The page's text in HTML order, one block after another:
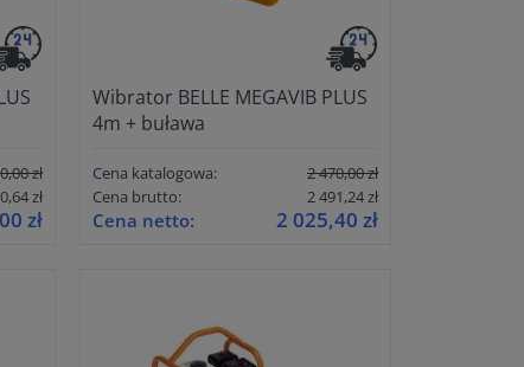
zł
zł
zł
Wibrator BELLE MEGAVIB PLUS
4m + buława
Cena katalogowa:
2 470,00 zł
Cena brutto:
2 491,24 zł
Cena netto: 2 025,40 zł